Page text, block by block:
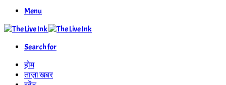
Menu
Search for
होम
ताज़ा खबर